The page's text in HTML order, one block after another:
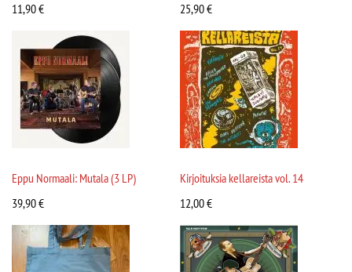
11,90€ 25,90€
Eppu Normaali: Mutala (3 LP)
39,90€
Kirjoituksia kellareista vol. 14
12,00€